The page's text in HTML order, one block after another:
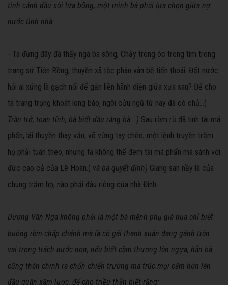
tình cảnh dầu sôi lửa bõng, một mình bà phải lựa chọn giữa nợ
nước tình nhà:
- Ta đứng đây đã thấy ngã ba sông, Chảy trong óc trong tim trong
trang sử Tiên Rồng, thuyền xã tắc phân vân bề tiến thoái. Đất nước
hỏi ai xứng là gạch nối để gắn liền hãnh diện giữa xưa sau? Để cho
ta trang trọng khoát long bào, ngôi cửu ngũ từ nay đà có chủ...(
Trăn trở, toan tính, bà biết dẫu rằng bà...) Sau rèm rũ đã tinh tài má
phấn, lái thuyền thay văn, võ vửng tay chèo, một lệnh truyền trăm
họ phải tuân theo, nhưng ta không thể đem tài má phấn mà sánh với
đức cao cả của Lê Hoàn.( và bà quyết định) Giang san nầy là của
chung trăm họ, nào phải đâu riêng của nhà Đinh.
Dương Vân Nga không phải là một bà mệnh phụ già nua chỉ biết
buông rèm chấp chánh mà là cô gái thanh xuân đang gánh trên
vai trọng trách nước non, nếu biết cầm thương lên ngựa, hẳn bà
cũng thân chinh ra chốn chiến trường mà trúc mọi căm hờn lên
đầu quân xăm lược, để cho triều thần biết rằng: